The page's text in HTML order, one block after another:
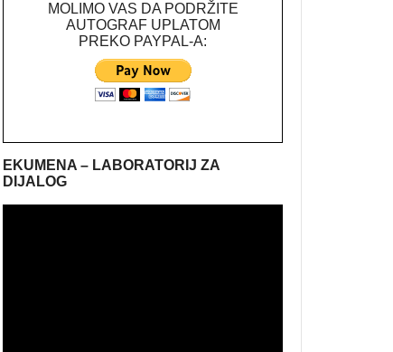
MOLIMO VAS DA PODRŽITE
AUTOGRAF UPLATOM
PREKO PAYPAL-A:
EKUMENA – LABORATORIJ ZA
DIJALOG